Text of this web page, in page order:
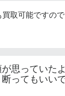
買取可能ですの
が思っていた
ってもいい